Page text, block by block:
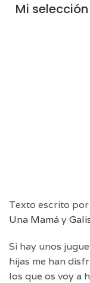
Mi
Texto escrito por
Una Mamáy
Si hay unos
hijas me han
los que os voy a